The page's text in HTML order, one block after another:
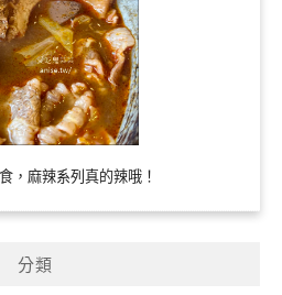
，麻辣系列真的辣哦！
分類